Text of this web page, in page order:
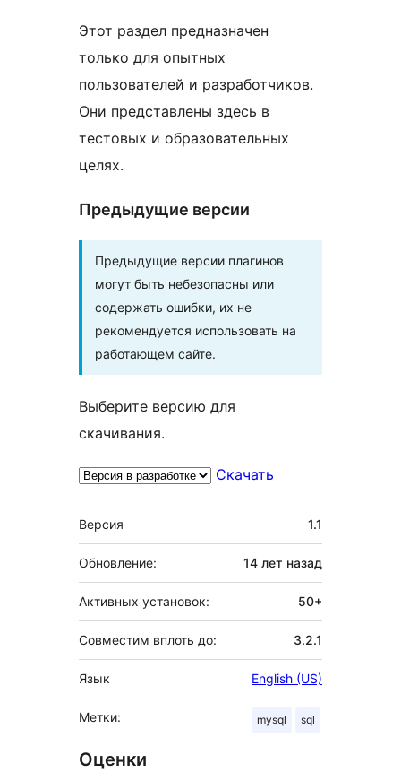
Этот раздел предназначен
только для опытных
пользователей и разработчиков.
Они представлены здесь в
тестовых и образовательных
целях.
Предыдущие версии
Предыдущие версии плагинов
могут быть небезопасны или
содержать ошибки, их не
рекомендуется использовать на
работающем сайте.
Выберите версию для
скачивания.
Скачать
Мета
Версия 1.1
Обновление: 14 лет назад
Активных установок: 50+
Совместим вплоть до: 3.2.1
Язык English (US)
Метки: mysql sql
Оценки